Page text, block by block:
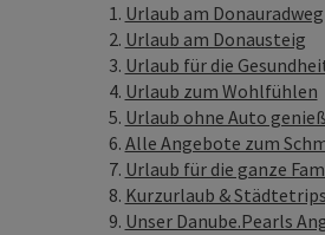
Urlaub am Donauradweg
Urlaub am Donausteig
Urlaub für die
Urlaub zum Wohlfühlen
Urlaub ohne Auto
Alle Angebote zum
Urlaub für die ganze
Kurzurlaub & Städtetrips
Unser Danube.Pearls